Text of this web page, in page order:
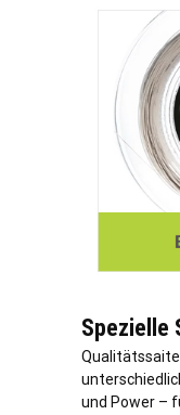
Spezielle
und Power –